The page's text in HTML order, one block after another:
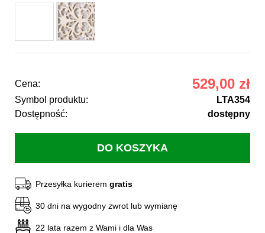
Cena: 529,00 zł
Symbol produktu:
LTA354
Dostępność:
dostępny
Przesyłka kurierem gratis
30 dni na wygodny zwrot lub wymianę
22 lata razem z Wami i dla Was